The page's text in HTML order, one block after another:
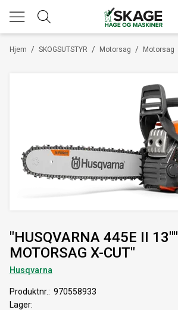
/
Hjem /
SKOGSUTSTYR /
Motorsag Motorsag
"HUSQVARNA 445E II 13""
MOTORSAG X-CUT"
Husqvarna
Produktnr.
970558933
Lager